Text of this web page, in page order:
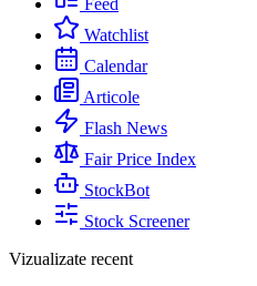
Feed
Watchlist
Calendar
Articole
Flash News
Fair Price Index
StockBot
Stock Screener
Vizualizate recent